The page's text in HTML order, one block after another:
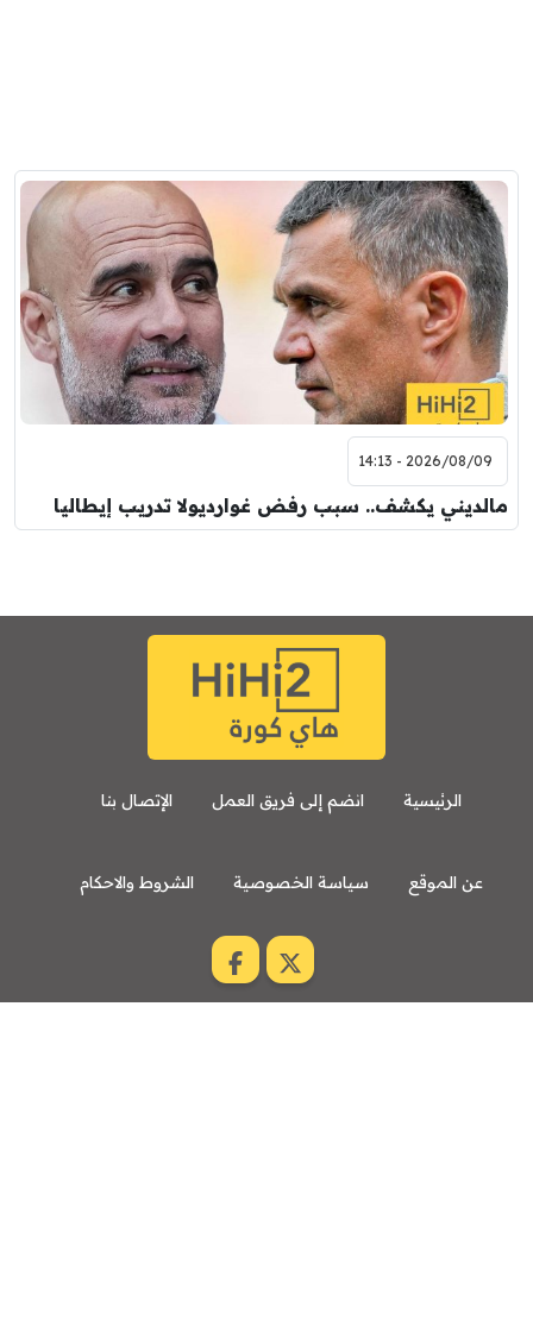
2026/08/09 - 14:13
مالديني يكشف.. سبب رفض غوارديولا تدريب إيطاليا
الرئيسية انضم إلى فريق العمل الإتصال بنا
عن الموقع سياسة الخصوصية الشروط والاحكام